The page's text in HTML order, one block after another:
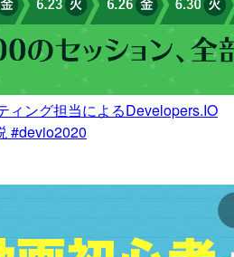
ィング担当によるDevelopers.IO
#devio2020